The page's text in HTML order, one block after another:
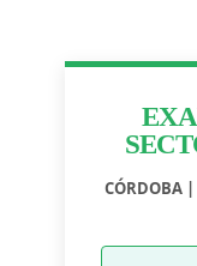
CÓRDOBA |